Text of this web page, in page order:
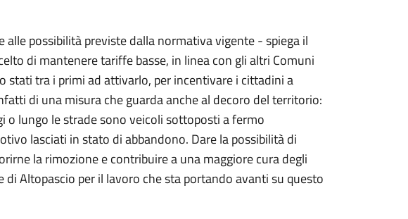
possibilità previste dalla normativa vigente - spiega il
di mantenere tariffe basse, in linea con gli altri Comuni
stati tra i primi ad attivarlo, per incentivare i cittadini a
di una misura che guarda anche al decoro del territorio:
o lungo le strade sono veicoli sottoposti a fermo
lasciati in stato di abbandono. Dare la possibilità di
la rimozione e contribuire a una maggiore cura degli
di Altopascio per il lavoro che sta portando avanti su questo